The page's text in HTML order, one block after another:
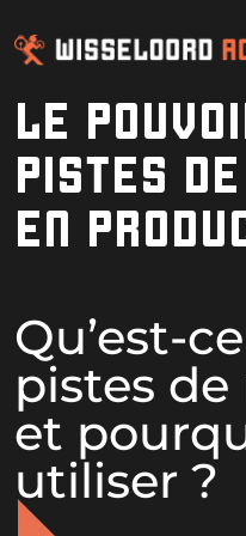
LE
PISTES
EN
Qu’est-
pistes
et
utiliser ?